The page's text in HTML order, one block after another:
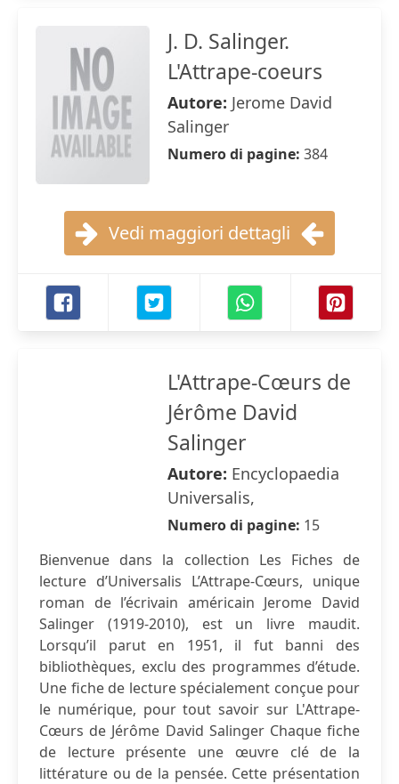
J. D. Salinger.
L'Attrape-coeurs
Autore: Jerome David
Salinger
Numero di pagine: 384
Vedi maggiori dettagli
L'Attrape-Cœurs de
Jérôme David
Salinger
Autore: Encyclopaedia
Universalis,
Numero di pagine: 15
Bienvenue dans la collection Les Fiches de
lecture d’Universalis L’Attrape-Cœurs, unique
roman de l’écrivain américain Jerome David
Salinger (1919-2010), est un livre maudit.
Lorsqu’il parut en 1951, il fut banni des
bibliothèques, exclu des programmes d’étude.
Une fiche de lecture spécialement conçue pour
le numérique, pour tout savoir sur L'Attrape-
Cœurs de Jérôme David Salinger Chaque fiche
de lecture présente une œuvre clé de la
littérature ou de la pensée. Cette présentation